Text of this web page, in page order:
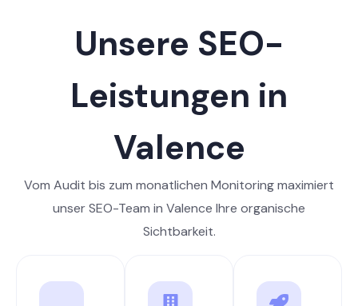
Unsere SEO-
Leistungen in
Valence
Vom Audit bis zum monatlichen Monitoring maximiert
unser SEO-Team in Valence Ihre organische
Sichtbarkeit.